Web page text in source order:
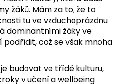
žáků. Mám za to, že to
tu ve vzduchoprázdnu
dominantními žáky ve
podřídit, což se však mnoha
budovat ve třídě kulturu,
v učení a wellbeing